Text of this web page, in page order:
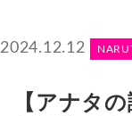
2024.12.12
【アナタ